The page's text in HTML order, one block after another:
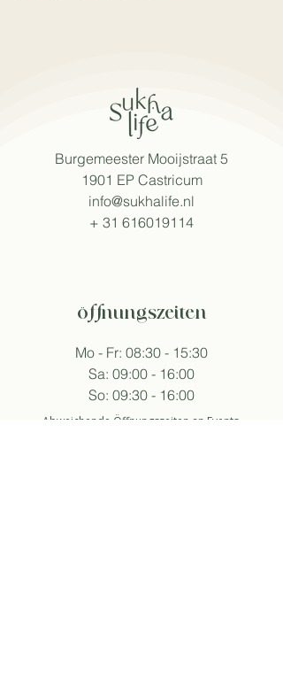
Burgemeester Mooijstraat 5
1901 EP Castricum
info@sukhalife.nl
+ 31 616019114
öffnungszeiten
Mo - Fr: 08:30 - 15:30
Sa: 09:00 - 16:00
So: 09:30 - 16:00
Abweichende Öffnungszeiten an Events.